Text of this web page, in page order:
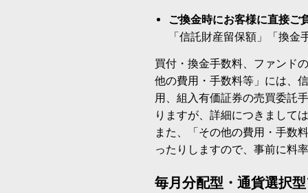
ご換金時にお客様に直接ご
「信託財産留保額」「換
買付・換金手数料、ファンド
他の費用・手数料等」には、
用、組入有価証券の売買委託
りますが、詳細につきまして
また、「その他の費用・手数
ったりしますので、事前に料
毎月分配型・通貨選択